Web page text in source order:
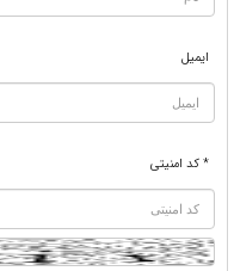
ایمیل
* کد امنیتی